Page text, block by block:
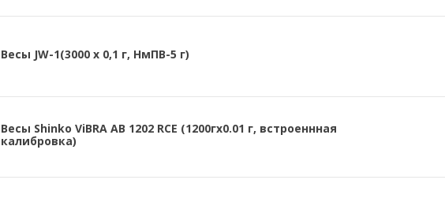
Весы JW-1(3000 х 0,1 г, НмПВ-5 г)
Весы Shinko ViBRA AB 1202 RCE (1200гх0.01 г, встроеннная
калибровка)